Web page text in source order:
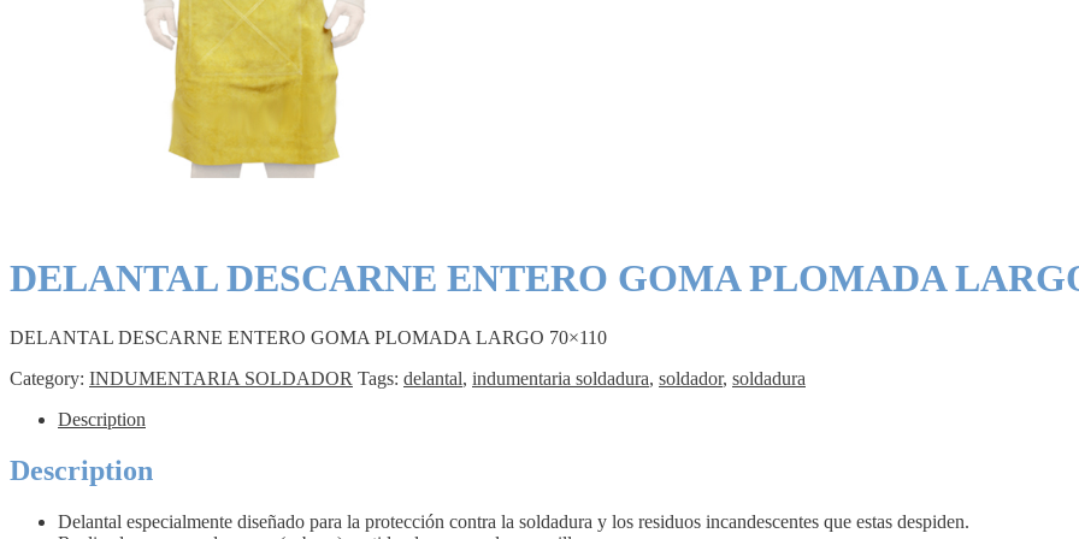
DELANTAL DESCARNE ENTERO GOMA PLOMADA
DELANTAL DESCARNE ENTERO GOMA PLOMADA LARGO 70×110
Category: INDUMENTARIA SOLDADOR Tags: delantal, indumentaria soldadura, soldador, soldadura
Description
Description
Delantal especialmente diseñado para la protección contra la soldadura y los residuos incandescentes que estas despiden.